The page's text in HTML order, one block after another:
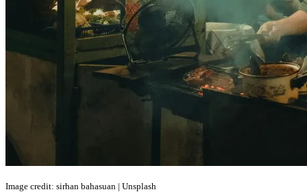
Image credit: sirhan bahasuan | Unsplash